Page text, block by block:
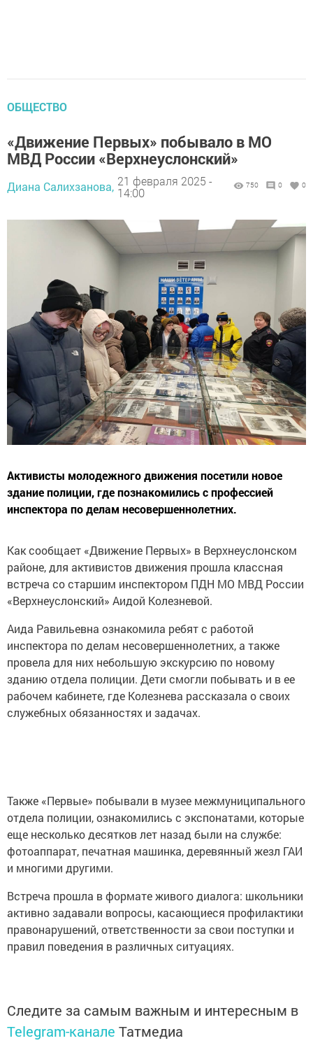
ОБЩЕСТВО
«Движение Первых» побывало в МО
МВД России «Верхнеуслонский»
Диана Салихзанова, 21 февраля 2025 -
14:00
750 0 0
Активисты молодежного движения посетили новое
здание полиции, где познакомились с профессией
инспектора по делам несовершеннолетних.
Как сообщает «Движение Первых» в Верхнеуслонском
районе, для активистов движения прошла классная
встреча со старшим инспектором ПДН МО МВД России
«Верхнеуслонский» Аидой Колезневой.
Аида Равильевна ознакомила ребят с работой
инспектора по делам несовершеннолетних, а также
провела для них небольшую экскурсию по новому
зданию отдела полиции. Дети смогли побывать и в ее
рабочем кабинете, где Колезнева рассказала о своих
служебных обязанностях и задачах.
Также «Первые» побывали в музее межмуниципального
отдела полиции, ознакомились с экспонатами, которые
еще несколько десятков лет назад были на службе:
фотоаппарат, печатная машинка, деревянный жезл ГАИ
и многими другими.
Встреча прошла в формате живого диалога: школьники
активно задавали вопросы, касающиеся профилактики
правонарушений, ответственности за свои поступки и
правил поведения в различных ситуациях.
Следите за самым важным и интересным в
Telegram-канале Татмедиа